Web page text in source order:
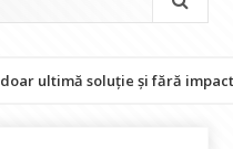
soluție și fără impact asupra